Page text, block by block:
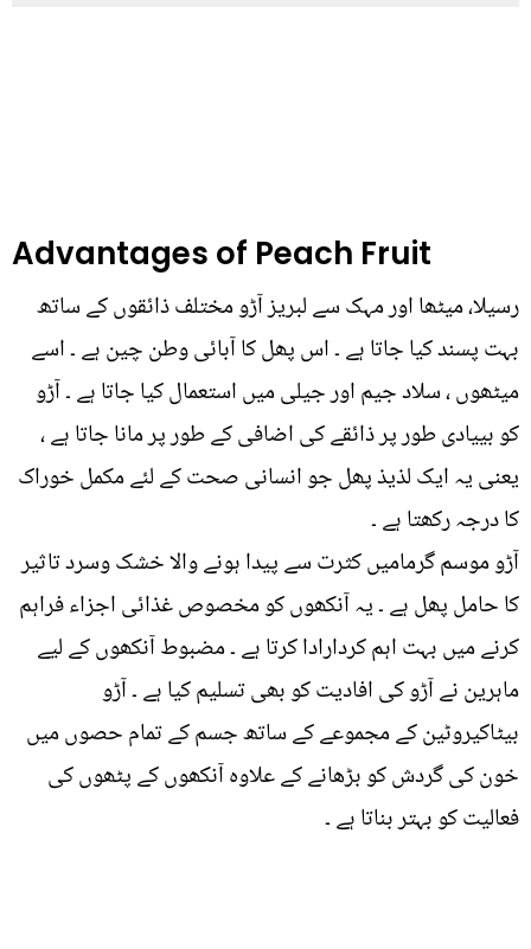
Advantages of Peach Fruit
رسیلا، میٹھا اور مہک سے لبریز آڑو مختلف ذائقوں کے ساتھ
بہت پسند کیا جاتا ہے ۔ اس پھل کا آبائی وطن چین ہے ۔ اسے
میٹھوں ، سلاد جیم اور جیلی میں استعمال کیا جاتا ہے ۔ آڑو
کو بییادی طور پر ذائقے کی اضافی کے طور پر مانا جاتا ہے ،
یعنی یہ ایک لذیذ پھل جو انسانی صحت کے لئے مکمل خوراک
کا درجہ رکھتا ہے ۔
آڑو موسم گرمامیں کثرت سے پیدا ہونے والا خشک وسرد تاثیر
کا حامل پھل ہے ۔ یہ آنکھوں کو مخصوص غذائی اجزاء فراہم
کرنے میں بہت اہم کردارادا کرتا ہے ۔ مضبوط آنکھوں کے لیے
ماہرین نے آڑو کی افادیت کو بھی تسلیم کیا ہے ۔ آڑو
بیٹاکیروٹین کے مجموعے کے ساتھ جسم کے تمام حصوں میں
خون کی گردش کو بڑھانے کے علاوہ آنکھوں کے پٹھوں کی
فعالیت کو بہتر بناتا ہے ۔